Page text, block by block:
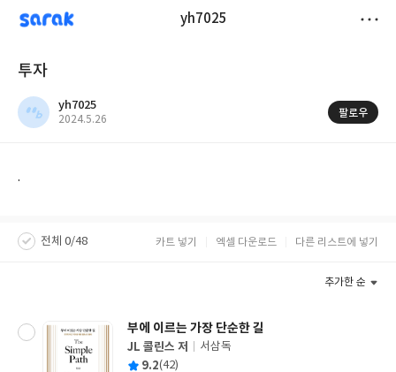
sarak yh7025
투자
yh7025
작
2024.5.26
팔로우
.
전체 0/48 카트 넣기 엑셀 다운로드 다른 리스트에 넣기
추가한 순
부에 이르는 가장 단순한 길
글
JL 콜린스 저
서삼독
평 9.2(42)